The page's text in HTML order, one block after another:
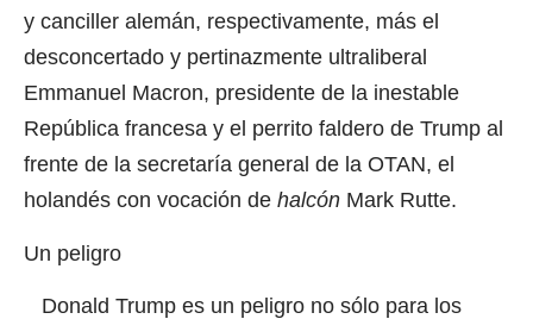
y canciller alemán, respectivamente, más el
desconcertado y pertinazmente ultraliberal
Emmanuel Macron, presidente de la inestable
República francesa y el perrito faldero de Trump al
frente de la secretaría general de la OTAN, el
holandés con vocación de halcón Mark Rutte.
Un peligro
Donald Trump es un peligro no sólo para los